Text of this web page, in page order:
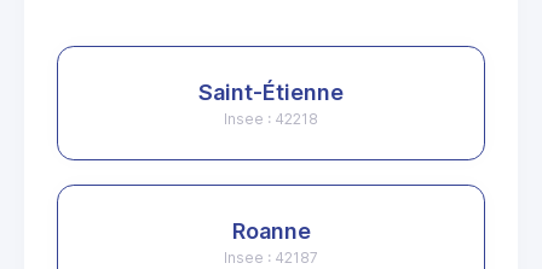
Saint-Étienne
Insee : 42218
Roanne
Insee : 42187